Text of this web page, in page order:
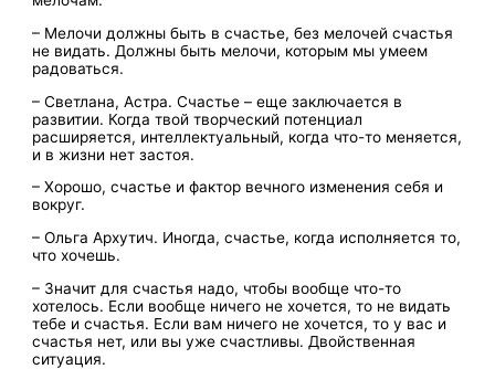
– Мелочи должны быть в счастье, без мелочей счастья
не видать. Должны быть мелочи, которым мы умеем
радоваться.
– Светлана, Астра. Счастье – еще заключается в
развитии. Когда твой творческий потенциал
расширяется, интеллектуальный, когда что-то меняется,
и в жизни нет застоя.
– Хорошо, счастье и фактор вечного изменения себя и
вокруг.
– Ольга Архутич. Иногда, счастье, когда исполняется то,
что хочешь.
– Значит для счастья надо, чтобы вообще что-то
хотелось. Если вообще ничего не хочется, то не видать
тебе и счастья. Если вам ничего не хочется, то у вас и
счастья нет, или вы уже счастливы. Двойственная
ситуация.